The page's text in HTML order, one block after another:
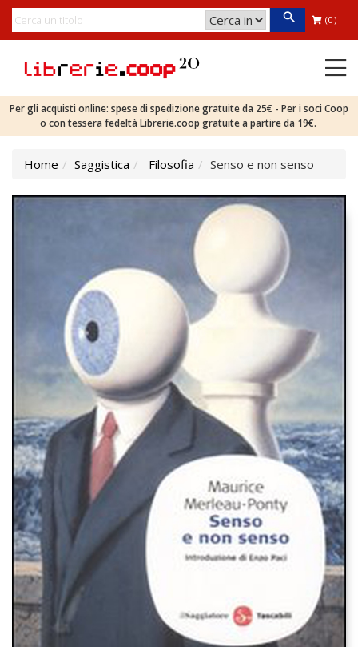
(0)
Per gli acquisti online: spese di spedizione gratuite da 25€ - Per i soci Coop
o con tessera fedeltà Librerie.coop gratuite a partire da 19€.
Home Saggistica Filosofia Senso e non senso